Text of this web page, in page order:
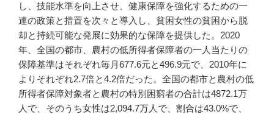
し、技能水準を向上させ、健康保障を強化するための一
連の政策と措置を次々と導入し、貧困女性の貧困から脱
却と持続可能な発展に効果的な保障を提供した。2020
年、全国の都市、農村の低所得者保障者の一人当たりの
保障基準はそれぞれ毎月677.6元と496.9元で、2010年に
よりそれぞれ2.7倍と4.2倍だった。全国の都市と農村の低
所得者保障対象者と農村の特別困窮者の合計は4872.1万
人で、そのうち女性は2,094.7万人で、割合は43.0%で、